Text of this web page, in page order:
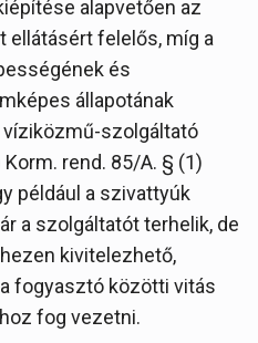
alapvetően az
ellátásért felelős, míg a
és
állapotának
szolgáltató
rend. 85/A. § (1)
például a szivattyúk
a szolgáltatót terhelik, de
kivitelezhető,
fogyasztó közötti vitás
fog vezetni.